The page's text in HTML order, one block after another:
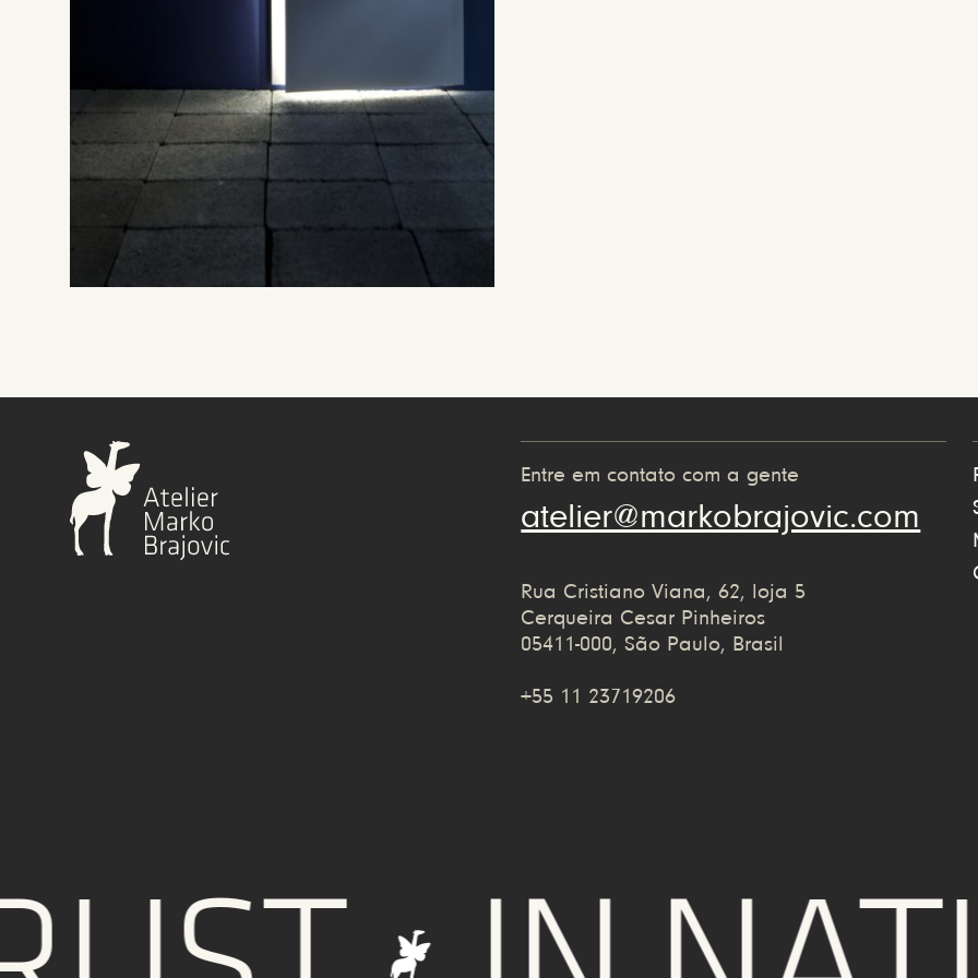
Entre em contato com a gente
atelier@markobrajovic.com
Rua Cristiano Viana, 62, loja 5
Cerqueira Cesar Pinheiros
05411-000, São Paulo, Brasil
+55 11 23719206